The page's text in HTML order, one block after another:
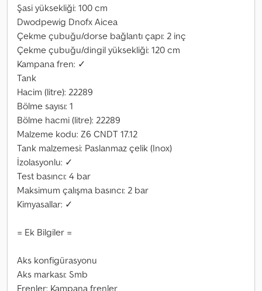
Şasi yüksekliği: 100 cm
Dwodpewig Dnofx Aicea
Çekme çubuğu/dorse bağlantı çapı: 2 inç
Çekme çubuğu/dingil yüksekliği: 120 cm
Kampana fren: ✓
Tank
Hacim (litre): 22289
Bölme sayısı: 1
Bölme hacmi (litre): 22289
Malzeme kodu: Z6 CNDT 17.12
Tank malzemesi: Paslanmaz çelik (Inox)
İzolasyonlu: ✓
Test basıncı: 4 bar
Maksimum çalışma basıncı: 2 bar
Kimyasallar: ✓
= Ek Bilgiler =
Aks konfigürasyonu
Aks markası: Smb
Frenler: Kampana frenler